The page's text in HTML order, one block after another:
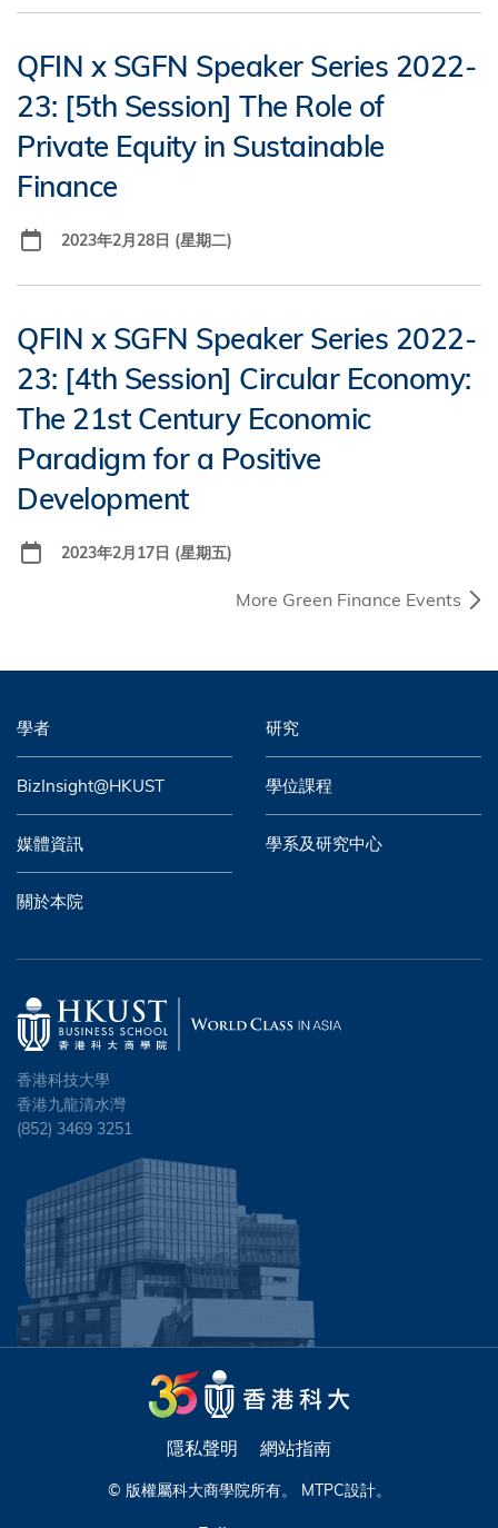
QFIN x SGFN Speaker Series 2022-
23: [5th Session] The Role of
Private Equity in Sustainable
Finance
2023年2月28日 (星期二)
QFIN x SGFN Speaker Series 2022-
23: [4th Session] Circular Economy:
The 21st Century Economic
Paradigm for a Positive
Development
2023年2月17日 (星期五)
More Green Finance Events
學者 研究
BizInsight@HKUST 學位課程
媒體資訊 學系及研究中心
關於本院
香港科技大學
香港九龍清水灣
(852) 3469 3251
隱私聲明 網站指南
© 版權屬科大商學院所有。 MTPC設計。